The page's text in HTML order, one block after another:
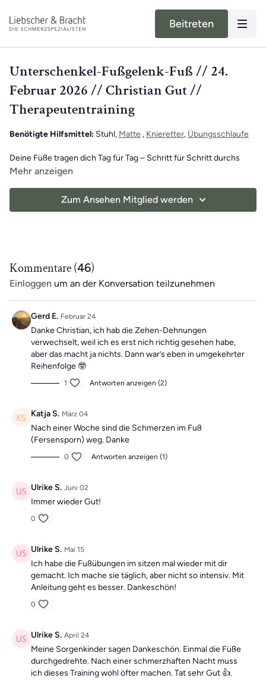
Beitreten
Unterschenkel-Fußgelenk-Fuß // 24.
Februar 2026 // Christian Gut //
Therapeutentraining
Benötigte Hilfsmittel: Stuhl, Matte , Knieretter, Übungsschlaufe
Deine Füße tragen dich Tag für Tag – Schritt für Schritt durchs
Leben, ob in leichten oder herausfordernden Momenten. Erst
Wohlbefinden sind.
Gönn deinen Füßen eine kleine Auszeit – du hast es dir verdient.
Mehr anzeigen
Zum Ansehen Mitglied werden
Kommentare (46)
Einloggen um an der Konversation teilzunehmen
Gerd E. Februar 24
Danke Christian, ich hab die Zehen-Dehnungen
verwechselt, weil ich es erst nich richtig gesehen habe,
aber das macht ja nichts. Dann war’s eben in umgekehrter
Reihenfolge 🤓
1 Antworten anzeigen (2)
Katja S. März 04
Nach einer Woche sind die Schmerzen im Fuß
(Fersensporn) weg. Danke
0 Antworten anzeigen (1)
Ulrike S. Juni 02
Immer wieder Gut!
0
Ulrike S. Mai 15
Ich habe die Fußübungen im sitzen mal wieder mit dir
gemacht. Ich mache sie täglich, aber nicht so intensiv. Mit
Anleitung geht es besser. Dankeschön!
0
Ulrike S. April 24
Meine Sorgenkinder sagen Dankeschön. Einmal die Füße
durchgedrehte. Nach einer schmerzhaften Nacht muss
ich dieses Training wohl öfter machen. Tat sehr Gut 👍.